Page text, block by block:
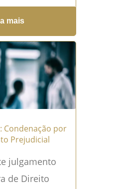
que
de
→
mais
Condenação por
Prejudicial
julgamento
de Direito